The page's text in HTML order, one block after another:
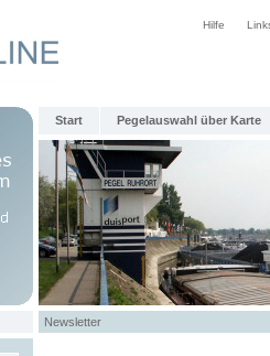
Hilfe
Start Pegelauswahl über Karte
Newsletter